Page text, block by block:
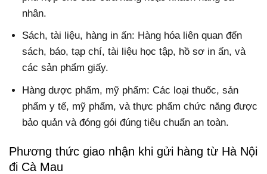
nhân.
Sách, tài liệu, hàng in ấn: Hàng hóa liên quan đến
sách, báo, tạp chí, tài liệu học tập, hồ sơ in ấn, và
các sản phẩm giấy.
Hàng dược phẩm, mỹ phẩm: Các loại thuốc, sản
phẩm y tế, mỹ phẩm, và thực phẩm chức năng được
bảo quản và đóng gói đúng tiêu chuẩn an toàn.
Phương thức giao nhận khi gửi hàng từ Hà Nội
đi Cà Mau